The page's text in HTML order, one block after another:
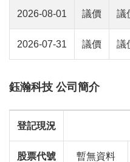
2026-08-01 議價 議
2026-07-31 議價 議
鈺瀚科技 公司簡介
登記現況
股票代號 暫無資料